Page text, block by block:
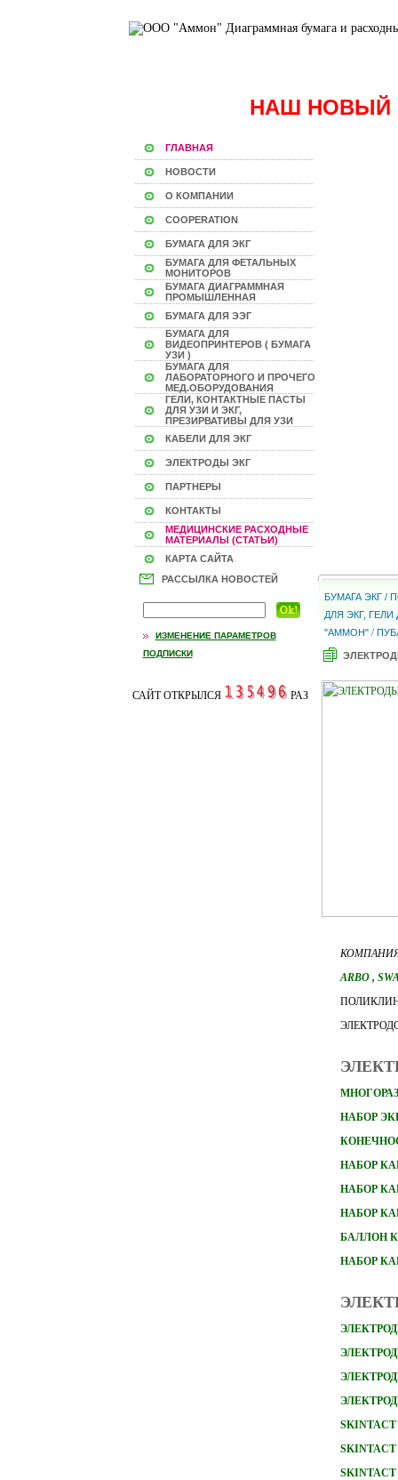
НАШ НОВЫЙ
ГЛАВНАЯ
НОВОСТИ
О КОМПАНИИ
COOPERATION
БУМАГА ДЛЯ ЭКГ
БУМАГА ДЛЯ ФЕТАЛЬНЫХ
МОНИТОРОВ
БУМАГА ДИАГРАММНАЯ
ПРОМЫШЛЕННАЯ
БУМАГА ДЛЯ ЭЭГ
БУМАГА ДЛЯ
ВИДЕОПРИНТЕРОВ ( БУМАГА
УЗИ )
БУМАГА ДЛЯ
ЛАБОРАТОРНОГО И ПРОЧЕГО
МЕД.ОБОРУДОВАНИЯ
ГЕЛИ, КОНТАКТНЫЕ ПАСТЫ
ДЛЯ УЗИ И ЭКГ,
ПРЕЗИРВАТИВЫ ДЛЯ УЗИ
КАБЕЛИ ДЛЯ ЭКГ
ЭЛЕКТРОДЫ ЭКГ
ПАРТНЕРЫ
КОНТАКТЫ
МЕДИЦИНСКИЕ РАСХОДНЫЕ
МАТЕРИАЛЫ (СТАТЬИ)
КАРТА САЙТА
РАССЫЛКА НОВОСТЕЙ
ИЗМЕНЕНИЕ ПАРАМЕТРОВ
ПОДПИСКИ
САЙТ ОТКРЫЛСЯ РАЗ
БУМАГА ЭКГ /
ДЛЯ ЭКГ,
"АММОН"/
ARBO ,
НАБОР
НАБОР
НАБОР
НАБОР
БАЛЛОН
НАБОР